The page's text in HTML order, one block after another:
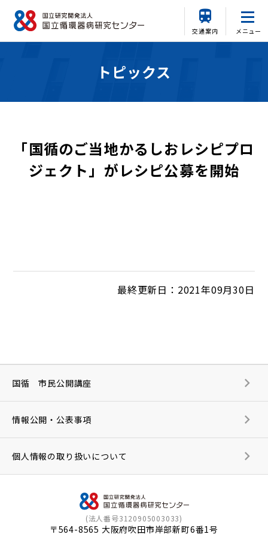
交通案内 メニュー
トピックス
「国循のご当地かるしおレシピプロ
ジェクト」がレシピ公募を開始
最終更新日：2021年09月30日
(法人番号3120905003033)
〒564-8565 大阪府吹田市岸部新町6番1号
国循 市民公開講座
情報公開・公表事項
個人情報の取り扱いについて